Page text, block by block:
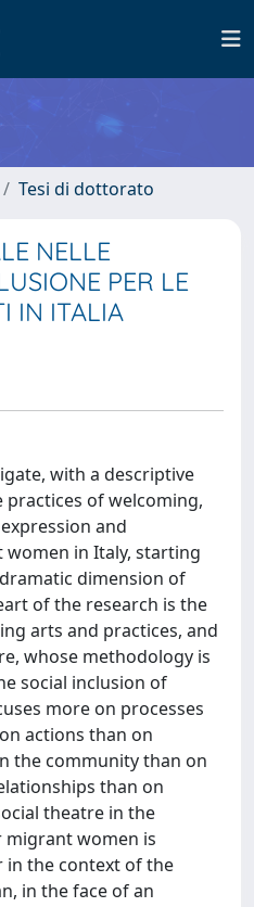
Tesi di dottorato
NELLE
PER LE
IN ITALIA
with a descriptive
of welcoming,
and
in Italy, starting
dimension of
of the research is the
arts and practices, and
whose methodology is
social inclusion of
more on processes
actions than on
the community than on
than on
theatre in the
women is
in the context of the
in the face of an